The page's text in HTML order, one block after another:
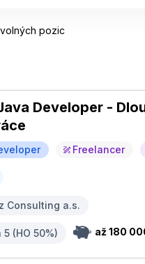
pozic
Developer -
Freelancer
Consulting a.s.
5 (HO 50%) až 180